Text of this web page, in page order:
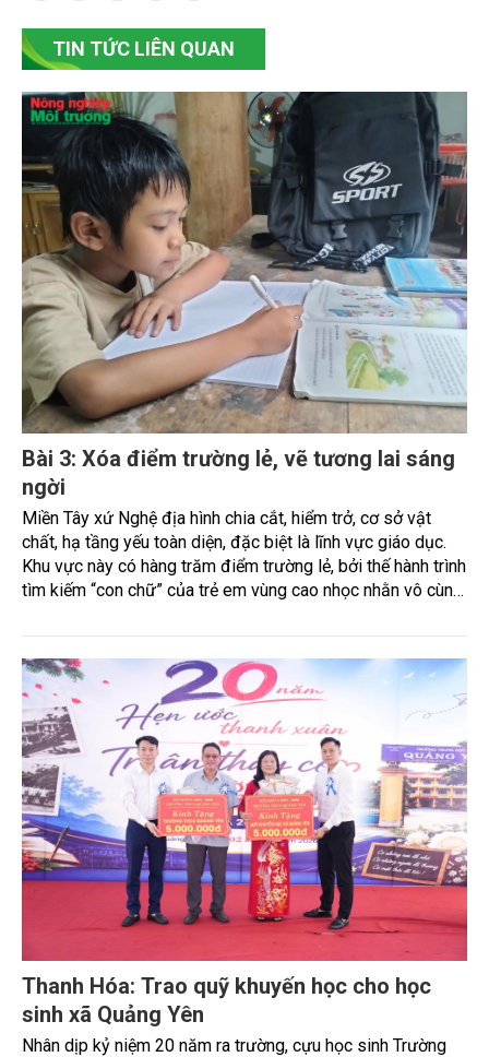
TIN TỨC LIÊN QUAN
Bài 3: Xóa điểm trường lẻ, vẽ tương lai sáng
ngời
Miền Tây xứ Nghệ địa hình chia cắt, hiểm trở, cơ sở vật
chất, hạ tầng yếu toàn diện, đặc biệt là lĩnh vực giáo dục.
Khu vực này có hàng trăm điểm trường lẻ, bởi thế hành trình
tìm kiếm “con chữ” của trẻ em vùng cao nhọc nhằn vô cùng.
phổ thông liên cấp được ví như "cơn mưa rào" giải khát cho
vùng cao, đồng thời thắp lên hy vọng về một tương lai tươi
sáng hơn cho con em đồng bào các dân tộc thiểu số.
Thanh Hóa: Trao quỹ khuyến học cho học
sinh xã Quảng Yên
Nhân dịp kỷ niệm 20 năm ra trường, cựu học sinh Trường